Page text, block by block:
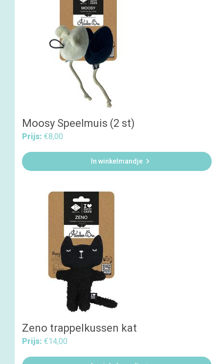
Moosy Speelmuis (2 st)
Prijs: €8,00
In winkelmandje 
Zeno trappelkussen kat
Prijs: €14,00